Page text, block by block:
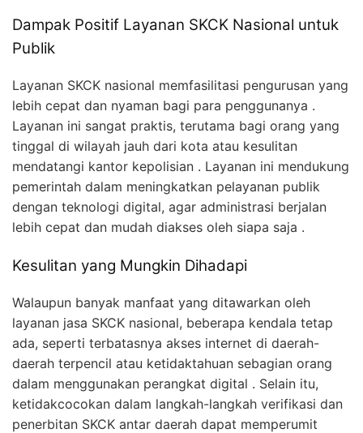
Dampak Positif Layanan SKCK Nasional untuk
Publik
Layanan SKCK nasional memfasilitasi pengurusan yang
lebih cepat dan nyaman bagi para penggunanya .
Layanan ini sangat praktis, terutama bagi orang yang
tinggal di wilayah jauh dari kota atau kesulitan
mendatangi kantor kepolisian . Layanan ini mendukung
pemerintah dalam meningkatkan pelayanan publik
dengan teknologi digital, agar administrasi berjalan
lebih cepat dan mudah diakses oleh siapa saja .
Kesulitan yang Mungkin Dihadapi
Walaupun banyak manfaat yang ditawarkan oleh
layanan jasa SKCK nasional, beberapa kendala tetap
ada, seperti terbatasnya akses internet di daerah-
daerah terpencil atau ketidaktahuan sebagian orang
dalam menggunakan perangkat digital . Selain itu,
ketidakcocokan dalam langkah-langkah verifikasi dan
penerbitan SKCK antar daerah dapat memperumit